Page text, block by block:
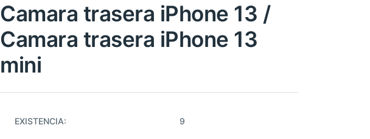
Camara trasera iPhone 13 /
Camara trasera iPhone 13
mini
EXISTENCIA: 9